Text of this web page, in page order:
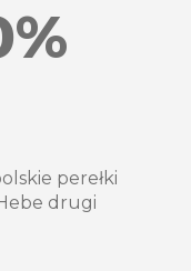
perełki
drugi